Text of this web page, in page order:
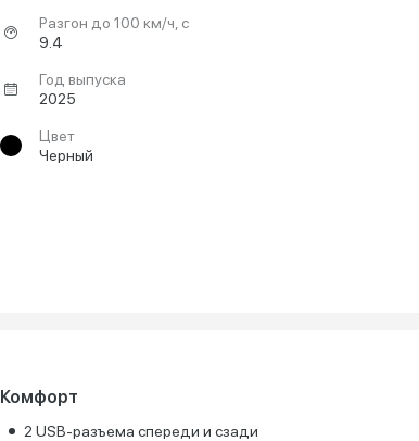
Разгон до 100 км/ч, с
9.4
Год выпуска
2025
Цвет
Черный
Комфорт
2 USB-разъема спереди и сзади